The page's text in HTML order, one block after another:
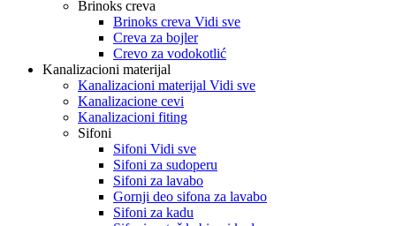
Brinoks creva
Brinoks creva Vidi sve
Creva za bojler
Crevo za vodokotlić
Kanalizacioni materijal
Kanalizacioni materijal Vidi sve
Kanalizacione cevi
Kanalizacioni fiting
Sifoni
Sifoni Vidi sve
Sifoni za sudoperu
Sifoni za lavabo
Gornji deo sifona za lavabo
Sifoni za kadu